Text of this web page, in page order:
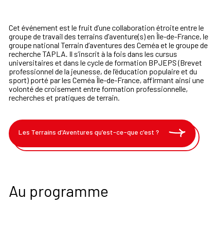
Cet événement est le fruit d’une collaboration étroite entre le
groupe de travail des terrains d’aventure(s) en Île-de-France, le
groupe national Terrain d’aventures des Ceméa et le groupe de
recherche TAPLA. Il s’inscrit à la fois dans les cursus
universitaires et dans le cycle de formation BPJEPS (Brevet
professionnel de la jeunesse, de l’éducation populaire et du
sport) porté par les Ceméa Île-de-France, affirmant ainsi une
volonté de croisement entre formation professionnelle,
recherches et pratiques de terrain.
Les Terrains d'Aventures qu'est-ce-que c'est ?
Au programme